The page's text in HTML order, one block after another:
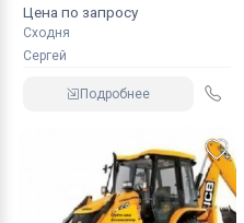
Цена по запросу
Сходня
Сергей
Подробнее